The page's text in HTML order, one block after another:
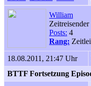
William
Zeitreisender
Posts: 4
Rang:
18.08.2011, 21:47 Uhr
BTTF Fortsetzung